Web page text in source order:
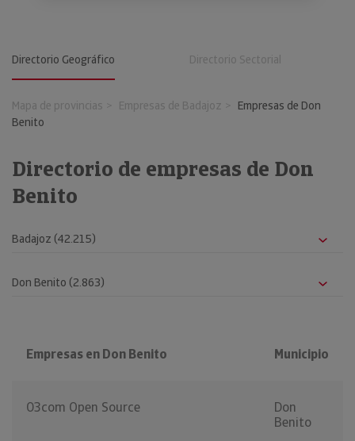
Directorio Geográfico Directorio Sectorial
Mapa de provincias Empresas de Badajoz
Empresas de Don
Benito
Directorio de empresas de Don
Benito
Empresas en Don Benito Municipio
03com Open Source
Don
Benito